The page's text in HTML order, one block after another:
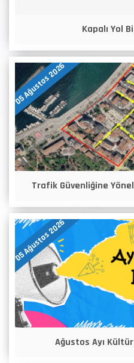
Kapalı Yol
05 Ağustos 2026
Trafik Güvenliğine
05 Ağustos 2026
Ağustos Ayı